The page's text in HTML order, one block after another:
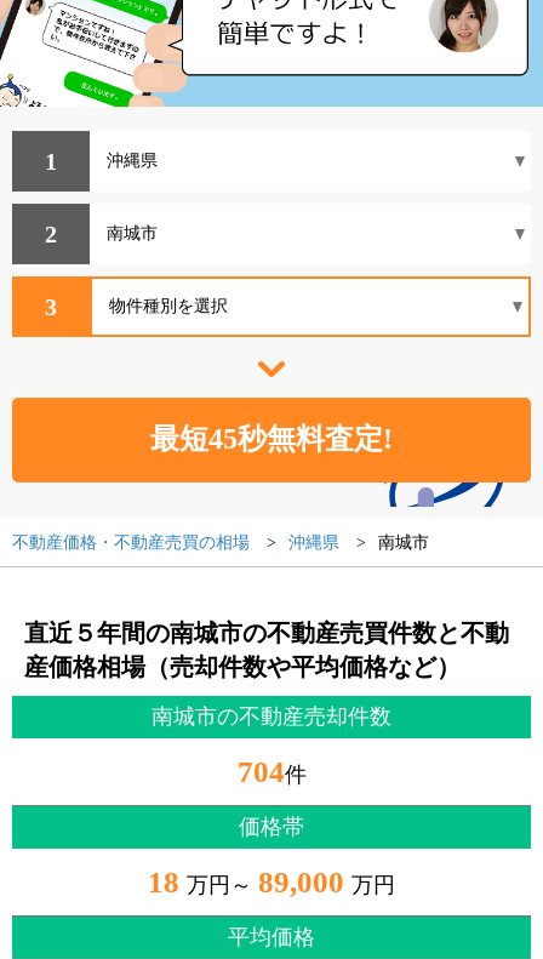
1
2
3
不動産価格・不動産売買の相場 沖縄県 南城市
直近５年間の南城市の不動産売買件数と不動
産価格相場（売却件数や平均価格など）
南城市の不動産売却件数
704件
価格帯
18 万円～ 89,000 万円
平均価格